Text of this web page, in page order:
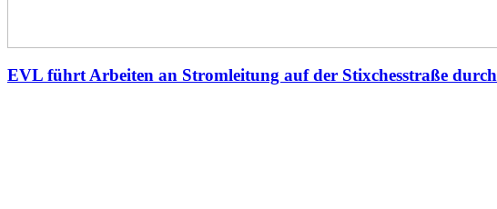
EVL führt Arbeiten an Stromleitung auf der Stixchesstraße durch